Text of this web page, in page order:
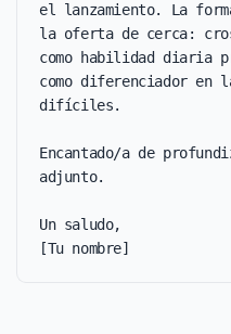
el lanzamiento. La
la oferta de cerca:
como habilidad diaria
como diferenciador en
difíciles.
Encantado/a de
adjunto.
Un saludo,
[Tu nombre]